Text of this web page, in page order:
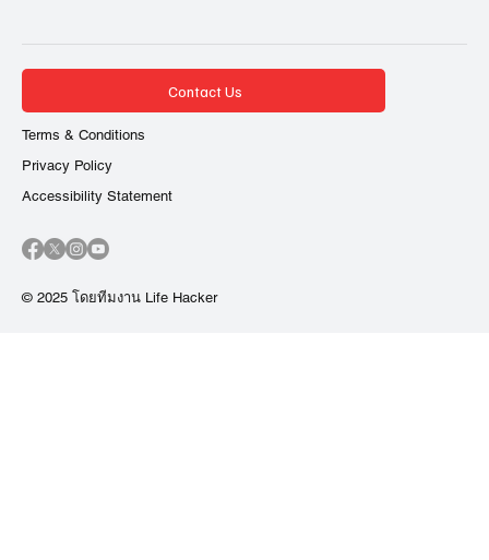
© 2025 โดยทีมงาน Life Hacker
Contact Us
Terms & Conditions
Privacy Policy
Accessibility Statement